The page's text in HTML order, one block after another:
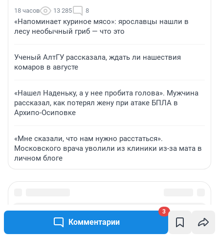
Комментарии
3
18 часов 13 285 8
«Напоминает куриное мясо»: ярославцы нашли в
лесу необычный гриб — что это
Ученый АлтГУ рассказала, ждать ли нашествия
комаров в августе
«Нашел Наденьку, а у нее пробита голова». Мужчина
рассказал, как потерял жену при атаке БПЛА в
Архипо-Осиповке
«Мне сказали, что нам нужно расстаться».
Московского врача уволили из клиники из-за мата в
личном блоге